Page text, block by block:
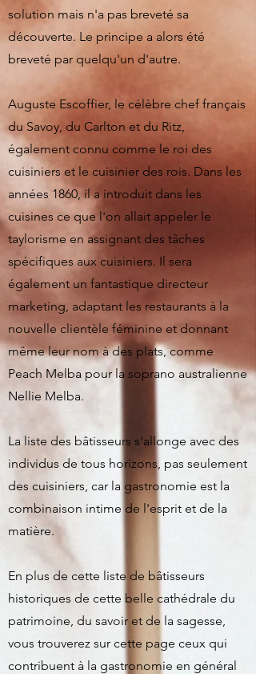
solution mais n'a pas breveté sa
découverte. Le principe a alors été
breveté par quelqu'un d'autre.
Auguste Escoffier, le célèbre chef français
du Savoy, du Carlton et du Ritz,
également connu comme le roi des
cuisiniers et le cuisinier des rois. Dans les
années 1860, il a introduit dans les
cuisines ce que l'on allait appeler le
taylorisme en assignant des tâches
spécifiques aux cuisiniers. Il sera
également un fantastique directeur
marketing, adaptant les restaurants à la
nouvelle clientèle féminine et donnant
même leur nom à des plats, comme
Peach Melba pour la soprano australienne
Nellie Melba.
La liste des bâtisseurs s'allonge avec des
individus de tous horizons, pas seulement
des cuisiniers, car la gastronomie est la
combinaison intime de l'esprit et de la
matière.
En plus de cette liste de bâtisseurs
historiques de cette belle cathédrale du
patrimoine, du savoir et de la sagesse,
vous trouverez sur cette page ceux qui
contribuent à la gastronomie en général